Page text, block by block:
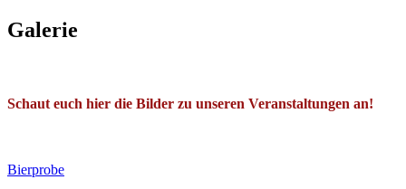
Galerie
Schaut euch hier die Bilder zu unseren Veranstaltungen an!
Bierprobe